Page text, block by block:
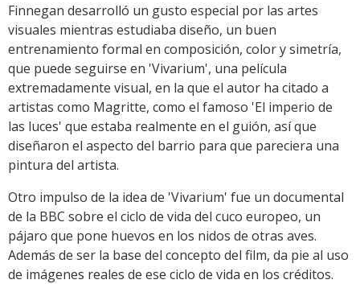
Finnegan desarrolló un gusto especial por las artes
visuales mientras estudiaba diseño, un buen
entrenamiento formal en composición, color y simetría,
que puede seguirse en 'Vivarium', una película
extremadamente visual, en la que el autor ha citado a
artistas como Magritte, como el famoso 'El imperio de
las luces' que estaba realmente en el guión, así que
diseñaron el aspecto del barrio para que pareciera una
pintura del artista.
Otro impulso de la idea de 'Vivarium' fue un documental
de la BBC sobre el ciclo de vida del cuco europeo, un
pájaro que pone huevos en los nidos de otras aves.
Además de ser la base del concepto del film, da pie al uso
de imágenes reales de ese ciclo de vida en los créditos.